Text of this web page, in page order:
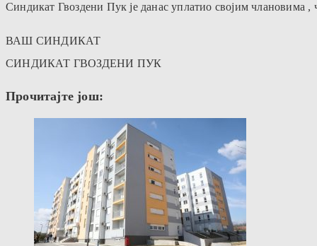
Синдикат Гвоздени Пук је данас уплатио својим члановима ,
ВАШ СИНДИКАТ
СИНДИКАТ ГВОЗДЕНИ ПУК
Прочитајте још: